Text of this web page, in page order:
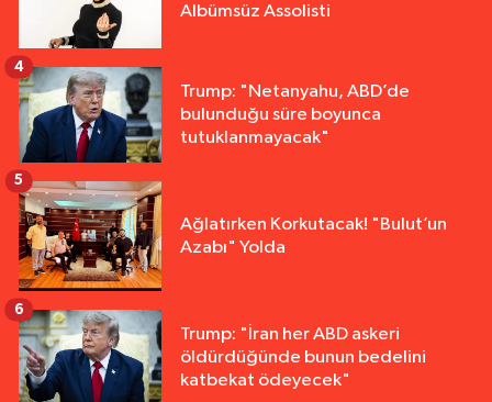
Albümsüz Assolisti
Trump: "Netanyahu, ABD’de
bulunduğu süre boyunca
tutuklanmayacak"
4
Ağlatırken Korkutacak! "Bulut’un
Azabı" Yolda
5
Trump: "İran her ABD askeri
öldürdüğünde bunun bedelini
katbekat ödeyecek"
6